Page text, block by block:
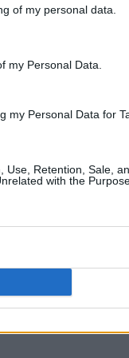
of my personal data.
my Personal Data.
my Personal Data for
Use, Retention, Sale,
with the